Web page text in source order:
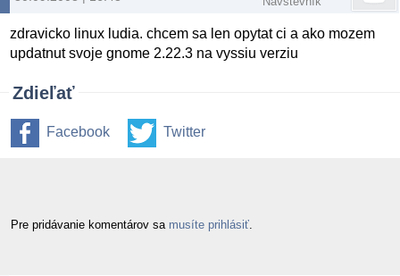
zdravicko linux ludia. chcem sa len opytat ci a ako mozem
updatnut svoje gnome 2.22.3 na vyssiu verziu
Zdieľať
Facebook Twitter
Pre pridávanie komentárov sa musíte prihlásiť